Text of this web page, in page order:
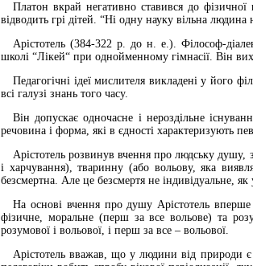
Платон вкрай негативно ставився до
відводить грі дітей. “Ні одну науку вільна
Арiстотель (384-322 р. до н. е.). Філософ-
школі “Лiкей“ при однойменному гiмнасiї. Він
Педагогічні ідеї мислителя викладені у
всі галузі знань того часу.
Він допускає одночасне i нероздільне
речовина i форма, які в єдності характеризують
Арістотель розвинув вчення про людську душу,
i харчування), тваринну (або вольову, яка
безсмертна. Але це безсмертя не індивідуальне,
На основі вчення про душу Арістотель
фізичне, моральне (перш за все вольове) та
розумової i вольової, i перш за все – вольової.
Арістотель вважав, що у людини від природи є